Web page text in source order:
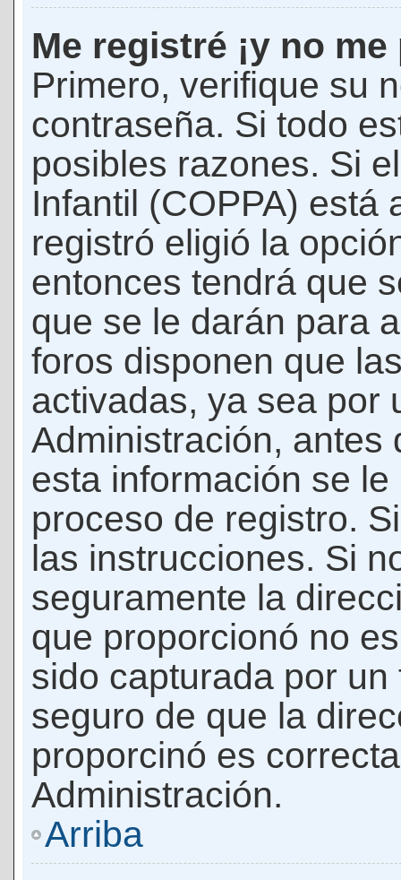
Me registré ¡y no
Primero, verifique su
contraseña. Si todo
posibles razones. Si
Infantil (COPPA) está
registró eligió la
entonces tendrá que
que se le darán para
foros disponen que
activadas, ya sea por
Administración, antes
esta información se
proceso de registro.
las instrucciones. Si
seguramente la
que proporcionó no
sido capturada por
seguro de que la
proporcinó es
Administración.
Arriba